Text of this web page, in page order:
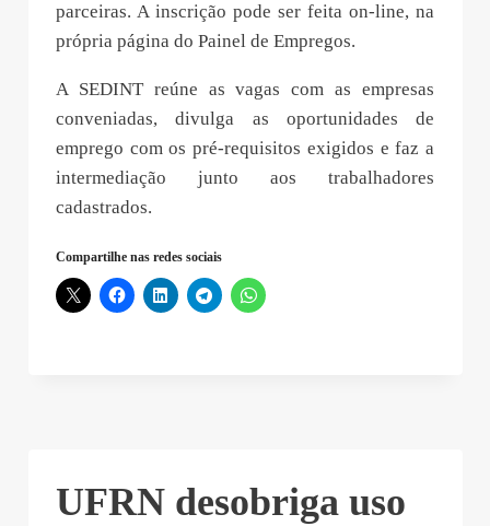
parceiras. A inscrição pode ser feita on-line, na
própria página do Painel de Empregos.
A SEDINT reúne as vagas com as empresas
conveniadas, divulga as oportunidades de
emprego com os pré-requisitos exigidos e faz a
intermediação junto aos trabalhadores
cadastrados.
Compartilhe nas redes sociais
UFRN desobriga uso